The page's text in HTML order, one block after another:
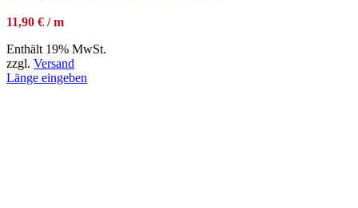
11,90 € / m
Enthält 19% MwSt.
zzgl. Versand
Länge eingeben